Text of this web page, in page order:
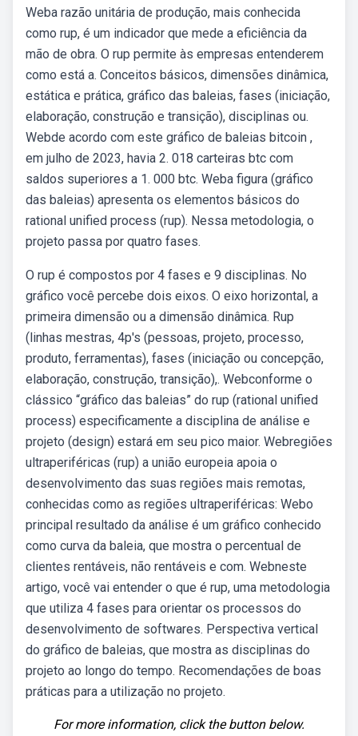
Weba razão unitária de produção, mais conhecida
como rup, é um indicador que mede a eficiência da
mão de obra. O rup permite às empresas entenderem
como está a. Conceitos básicos, dimensões dinâmica,
estática e prática, gráfico das baleias, fases (iniciação,
elaboração, construção e transição), disciplinas ou.
Webde acordo com este gráfico de baleias bitcoin ,
em julho de 2023, havia 2. 018 carteiras btc com
saldos superiores a 1. 000 btc. Weba figura (gráfico
das baleias) apresenta os elementos básicos do
rational unified process (rup). Nessa metodologia, o
projeto passa por quatro fases.
O rup é compostos por 4 fases e 9 disciplinas. No
gráfico você percebe dois eixos. O eixo horizontal, a
primeira dimensão ou a dimensão dinâmica. Rup
(linhas mestras, 4p's (pessoas, projeto, processo,
produto, ferramentas), fases (iniciação ou concepção,
elaboração, construção, transição),. Webconforme o
clássico “gráfico das baleias” do rup (rational unified
process) especificamente a disciplina de análise e
projeto (design) estará em seu pico maior. Webregiões
ultraperiféricas (rup) a união europeia apoia o
desenvolvimento das suas regiões mais remotas,
conhecidas como as regiões ultraperiféricas: Webo
principal resultado da análise é um gráfico conhecido
como curva da baleia, que mostra o percentual de
clientes rentáveis, não rentáveis e com. Webneste
artigo, você vai entender o que é rup, uma metodologia
que utiliza 4 fases para orientar os processos do
desenvolvimento de softwares. Perspectiva vertical
do gráfico de baleias, que mostra as disciplinas do
projeto ao longo do tempo. Recomendações de boas
práticas para a utilização no projeto.
For more information, click the button below.